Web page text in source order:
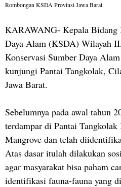
Rombongan KSDA Provinsi Jawa Barat
KARAWANG- Kepala Bidang
Daya Alam (KSDA) Wilayah
Konservasi Sumber Daya
kunjungi Pantai Tangkolak,
Jawa Barat.
Sebelumnya pada awal tahun
terdampar di Pantai
Mangrove dan telah
Atas dasar itulah dilakukan
agar masyarakat bisa paham
identifikasi fauna-fauna yang